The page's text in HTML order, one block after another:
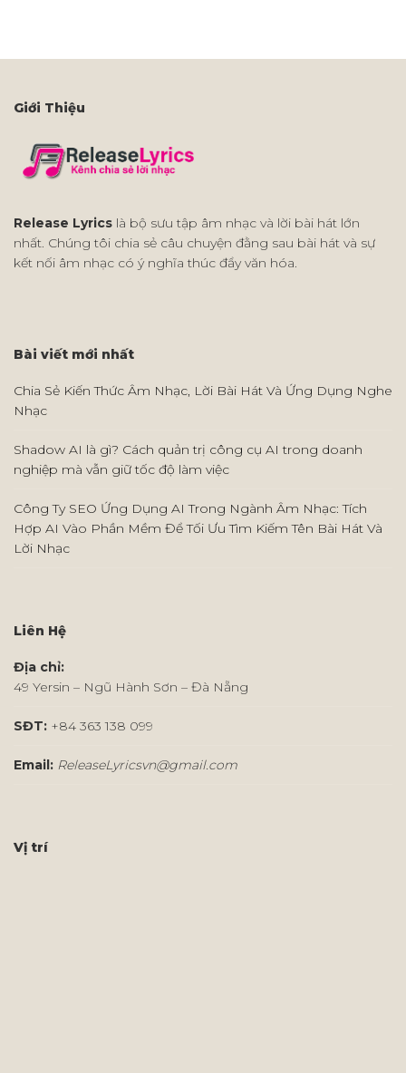
Giới Thiệu
Release Lyrics là bộ sưu tập âm nhạc và lời bài hát lớn
nhất. Chúng tôi chia sẻ câu chuyện đằng sau bài hát và sự
kết nối âm nhạc có ý nghĩa thúc đẩy văn hóa.
Bài viết mới nhất
Chia Sẻ Kiến Thức Âm Nhạc, Lời Bài Hát Và Ứng Dụng Nghe
Nhạc
Shadow AI là gì? Cách quản trị công cụ AI trong doanh
nghiệp mà vẫn giữ tốc độ làm việc
Công Ty SEO Ứng Dụng AI Trong Ngành Âm Nhạc: Tích
Hợp AI Vào Phần Mềm Để Tối Ưu Tìm Kiếm Tên Bài Hát Và
Lời Nhạc
Liên Hệ
Địa chỉ:
49 Yersin – Ngũ Hành Sơn – Đà Nẵng
SĐT: +84 363 138 099
Email: ReleaseLyricsvn@gmail.com
Vị trí